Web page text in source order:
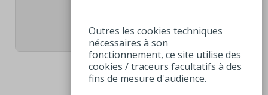
Outres les cookies techniques
nécessaires à son
fonctionnement, ce site utilise des
cookies / traceurs facultatifs à des
fins de mesure d'audience.